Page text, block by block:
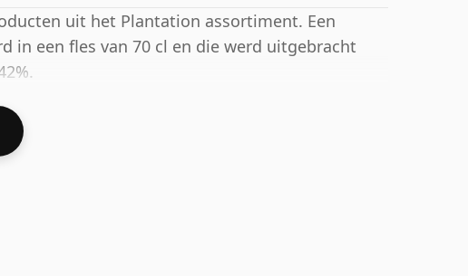
uit het Plantation assortiment. Een
in een fles van 70 cl en die werd uitgebracht